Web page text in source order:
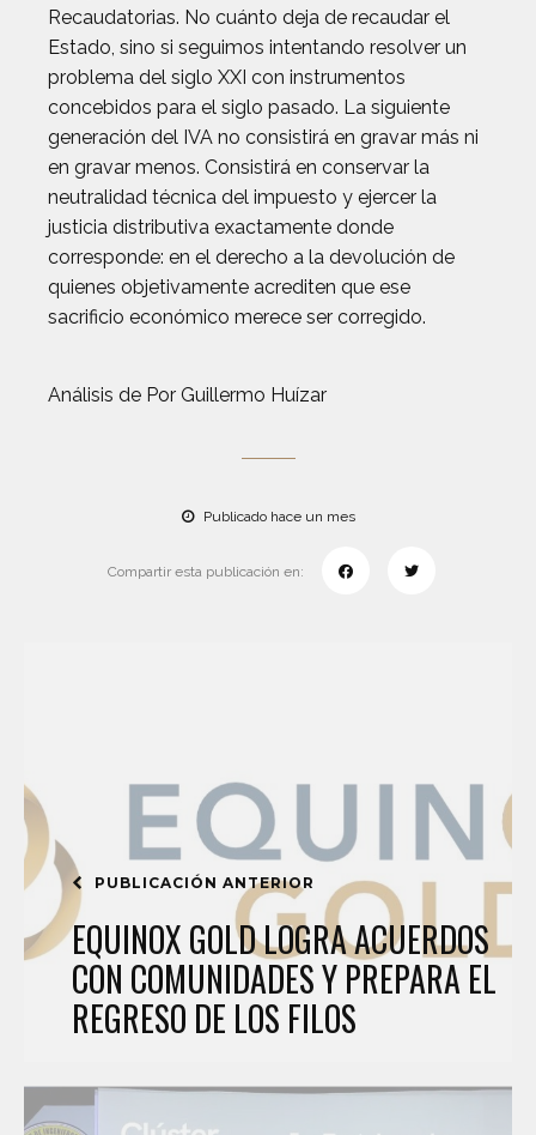
Recaudatorias. No cuánto deja de recaudar el
Estado, sino si seguimos intentando resolver un
problema del siglo XXI con instrumentos
concebidos para el siglo pasado. La siguiente
generación del IVA no consistirá en gravar más ni
en gravar menos. Consistirá en conservar la
neutralidad técnica del impuesto y ejercer la
justicia distributiva exactamente donde
corresponde: en el derecho a la devolución de
quienes objetivamente acrediten que ese
sacrificio económico merece ser corregido.
Análisis de Por Guillermo Huízar
Publicado hace un mes
Compartir esta publicación en:
PUBLICACIÓN ANTERIOR
EQUINOX GOLD LOGRA ACUERDOS
CON COMUNIDADES Y PREPARA EL
REGRESO DE LOS FILOS